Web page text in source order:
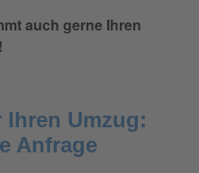
auch gerne Ihren
Umzug:
Anfrage